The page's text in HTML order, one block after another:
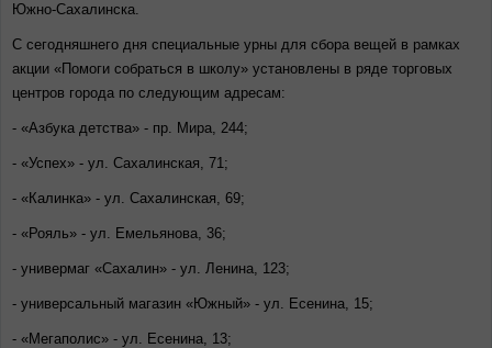
Южно-Сахалинска.
C сегодняшнего дня специальные урны для сбора вещей в рамках
акции «Помоги собраться в школу» установлены в ряде торговых
центров города по следующим адресам:
- «Азбука детства» - пр. Мира, 244;
- «Успех» - ул. Сахалинская, 71;
- «Калинка» - ул. Сахалинская, 69;
- «Рояль» - ул. Емельянова, 36;
- универмаг «Сахалин» - ул. Ленина, 123;
- универсальный магазин «Южный» - ул. Есенина, 15;
- «Мегаполис» - ул. Есенина, 13;